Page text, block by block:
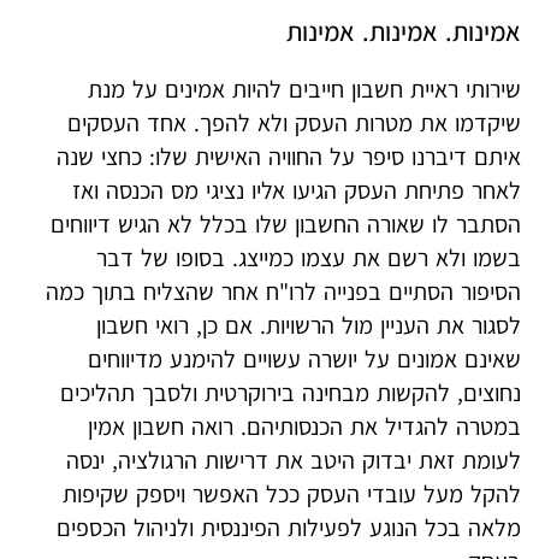
אמינות. אמינות. אמינות
שירותי ראיית חשבון חייבים להיות אמינים על מנת
שיקדמו את מטרות העסק ולא להפך. אחד העסקים
איתם דיברנו סיפר על החוויה האישית שלו: כחצי שנה
לאחר פתיחת העסק הגיעו אליו נציגי מס הכנסה ואז
הסתבר לו שאורה החשבון שלו בכלל לא הגיש דיווחים
בשמו ולא רשם את עצמו כמייצג. בסופו של דבר
הסיפור הסתיים בפנייה לרו"ח אחר שהצליח בתוך כמה
לסגור את העניין מול הרשויות. אם כן, רואי חשבון
שאינם אמונים על יושרה עשויים להימנע מדיווחים
נחוצים, להקשות מבחינה בירוקרטית ולסבך תהליכים
במטרה להגדיל את הכנסותיהם. רואה חשבון אמין
לעומת זאת יבדוק היטב את דרישות הרגולציה, ינסה
להקל מעל עובדי העסק ככל האפשר ויספק שקיפות
מלאה בכל הנוגע לפעילות הפיננסית ולניהול הכספים